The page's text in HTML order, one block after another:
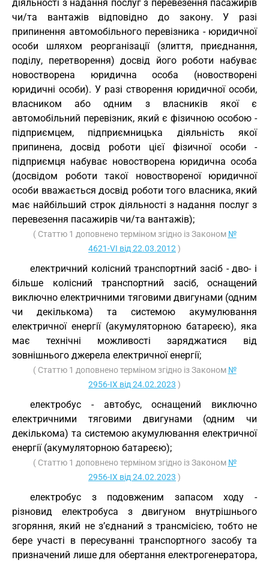
діяльності з надання послуг з перевезення пасажирів
чи/та вантажів відповідно до закону. У разі
припинення автомобільного перевізника - юридичної
особи шляхом реорганізації (злиття, приєднання,
поділу, перетворення) досвід його роботи набуває
новостворена юридична особа (новостворені
юридичні особи). У разі створення юридичної особи,
власником або одним з власників якої є
автомобільний перевізник, який є фізичною особою -
підприємцем, підприємницька діяльність якої
припинена, досвід роботи цієї фізичної особи -
підприємця набуває новостворена юридична особа
(досвідом роботи такої новоствореної юридичної
особи вважається досвід роботи того власника, який
має найбільший строк діяльності з надання послуг з
перевезення пасажирів чи/та вантажів);
( Статтю 1 доповнено терміном згідно із Законом №
4621-VI від 22.03.2012 )
електричний колісний транспортний засіб - дво- і
більше колісний транспортний засіб, оснащений
виключно електричними тяговими двигунами (одним
чи декількома) та системою акумулювання
електричної енергії (акумуляторною батареєю), яка
має технічні можливості заряджатися від
зовнішнього джерела електричної енергії;
( Статтю 1 доповнено терміном згідно із Законом №
2956-IX від 24.02.2023 )
електробус - автобус, оснащений виключно
електричними тяговими двигунами (одним чи
декількома) та системою акумулювання електричної
енергії (акумуляторною батареєю);
( Статтю 1 доповнено терміном згідно із Законом №
2956-IX від 24.02.2023 )
електробус з подовженим запасом ходу -
різновид електробуса з двигуном внутрішнього
згоряння, який не з’єднаний з трансмісією, тобто не
бере участі в пересуванні транспортного засобу та
призначений лише для обертання електрогенератора,